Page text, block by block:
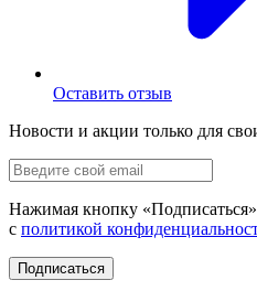
Оставить отзыв
Новости и акции только для
Нажимая кнопку «Подписаться
с политикой
Подписаться